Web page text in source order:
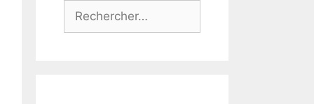
Rechercher :